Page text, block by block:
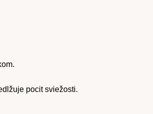
pocit sviežosti.